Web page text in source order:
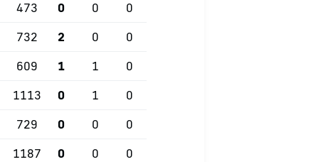
473 0 0 0
732 2 0 0
609 1 1 0
1113 0 1 0
729 0 0 0
1187 0 0 0